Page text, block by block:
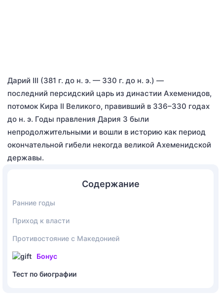
Дарий III (381 г. до н. э. — 330 г. до н. э.) —
последний персидский царь из династии Ахеменидов,
потомок Кира II Великого, правивший в 336–330 годах
до н. э. Годы правления Дария 3 были
непродолжительными и вошли в историю как период
окончательной гибели некогда великой Ахеменидской
державы.
Содержание
Ранние годы
Приход к власти
Противостояние с Македонией
Бонус
Тест по биографии